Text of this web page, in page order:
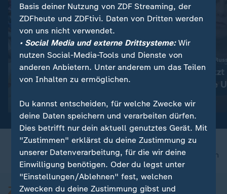
Nepal:
Kathmandu gedenkt der
toten Bergsteiger
Video
Verteidigung gegen
"Selenskyj
Dingen auf die
Video 1:13
nach oben
Basis deiner Nutzung von ZDF Streaming, der
ZDFheute und ZDFtivi. Daten von Dritten werden
von uns nicht verwendet.
• Social Media und externe Drittsysteme:Wir
nutzen Social-Media-Tools und Dienste von
anderen Anbietern. Unter anderem um das Teilen
von Inhalten zu ermöglichen.
Du kannst entscheiden, für welche Zwecke wir
deine Daten speichern und verarbeiten dürfen.
Dies betrifft nur dein aktuell genutztes Gerät. Mit
"Zustimmen" erklärst du deine Zustimmung zu
unserer Datenverarbeitung, für die wir deine
Einwilligung benötigen. Oder du legst unter
"Einstellungen/Ablehnen" fest, welchen
Zwecken du deine Zustimmung gibst und